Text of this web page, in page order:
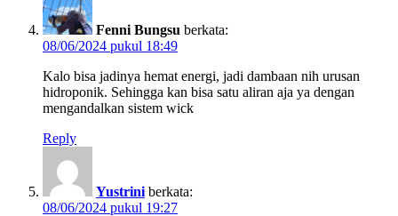
Fenni Bungsu berkata:
08/06/2024 pukul 18:49
Kalo bisa jadinya hemat energi, jadi dambaan nih urusan
hidroponik. Sehingga kan bisa satu aliran aja ya dengan
mengandalkan sistem wick
Reply
Yustrini berkata:
08/06/2024 pukul 19:27